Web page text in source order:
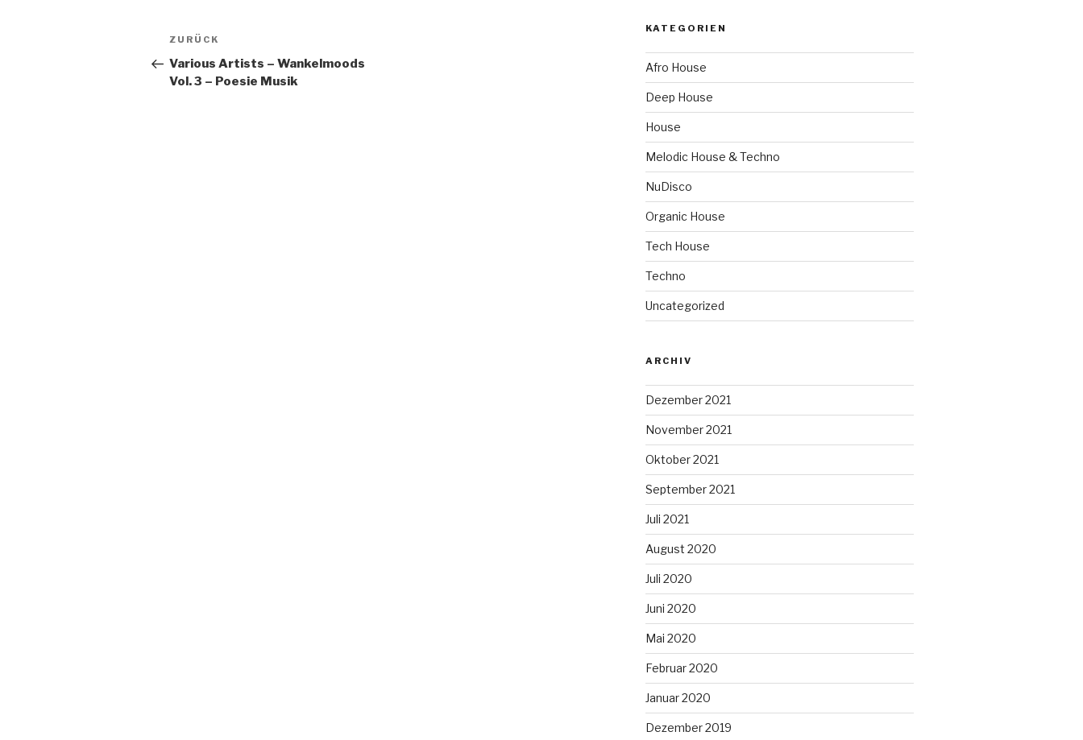
Beitragsnavigation
Vorheriger
Beitrag
ZURÜCK
Various Artists – Wankelmoods
Vol. 3 – Poesie Musik
KATEGORIEN
Afro House
Deep House
House
Melodic House & Techno
NuDisco
Organic House
Tech House
Techno
Uncategorized
ARCHIV
Dezember 2021
November 2021
Oktober 2021
September 2021
Juli 2021
August 2020
Juli 2020
Juni 2020
Mai 2020
Februar 2020
Januar 2020
Dezember 2019